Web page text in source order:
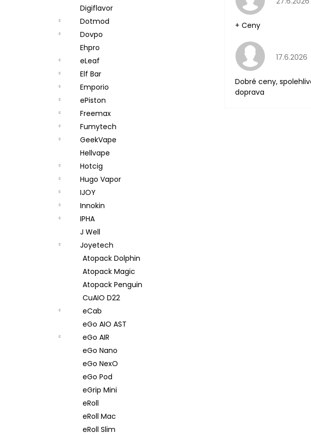
Digiflavor
Dotmod
Dovpo
Ehpro
eLeaf
Elf Bar
Emporio
ePiston
Freemax
Fumytech
GeekVape
Hellvape
Hotcig
Hugo Vapor
IJOY
Innokin
IPHA
J Well
Joyetech
Atopack Dolphin
Atopack Magic
Atopack Penguin
CuAIO D22
eCab
eGo AIO AST
eGo AIR
eGo Nano
eGo NexO
eGo Pod
eGrip Mini
eRoll
eRoll Mac
eRoll Slim
+ Ceny
17.6.2026
Dobré ceny,
doprava